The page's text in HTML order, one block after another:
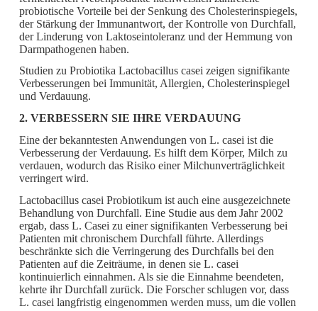
probiotische Vorteile bei der Senkung des Cholesterinspiegels,
der Stärkung der Immunantwort, der Kontrolle von Durchfall,
der Linderung von Laktoseintoleranz und der Hemmung von
Darmpathogenen haben.
Studien zu Probiotika Lactobacillus casei zeigen signifikante
Verbesserungen bei Immunität, Allergien, Cholesterinspiegel
und Verdauung.
2. VERBESSERN SIE IHRE VERDAUUNG
Eine der bekanntesten Anwendungen von L. casei ist die
Verbesserung der Verdauung. Es hilft dem Körper, Milch zu
verdauen, wodurch das Risiko einer Milchunverträglichkeit
verringert wird.
Lactobacillus casei Probiotikum ist auch eine ausgezeichnete
Behandlung von Durchfall. Eine Studie aus dem Jahr 2002
ergab, dass L. Casei zu einer signifikanten Verbesserung bei
Patienten mit chronischem Durchfall führte. Allerdings
beschränkte sich die Verringerung des Durchfalls bei den
Patienten auf die Zeiträume, in denen sie L. casei
kontinuierlich einnahmen. Als sie die Einnahme beendeten,
kehrte ihr Durchfall zurück. Die Forscher schlugen vor, dass
L. casei langfristig eingenommen werden muss, um die vollen